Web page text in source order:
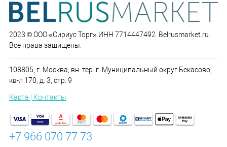
2023 © ООО «Сириус Торг» ИНН 7714447492. Belrusmarket.ru.
Все права защищены.
108805, г. Москва, вн. тер. г. Муниципальный округ Бекасово,
кв-л 170, д. 3, стр. 9
Карта | Контакты
+7 966 070 77 73